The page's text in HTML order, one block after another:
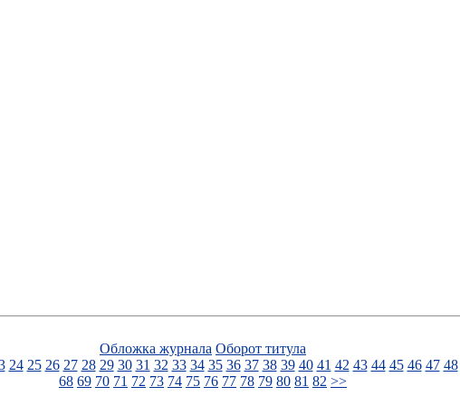
Обложка журнала Оборот титула
24 25 26 27 28 29 30 31 32 33 34 35 36 37 38 39 40 41 42 43 44 45 46 47 48
68 69 70 71 72 73 74 75 76 77 78 79 80 81 82 >>